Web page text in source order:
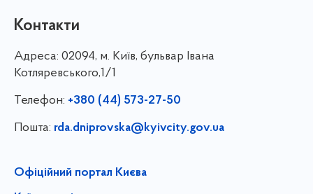
Контакти
Адреса: 02094, м. Київ, бульвар Івана
Котляревського,1/1
Телефон: +380 (44) 573-27-50
Пошта: rda.dniprovska@kyivcity.gov.ua
Офіційний портал Києва